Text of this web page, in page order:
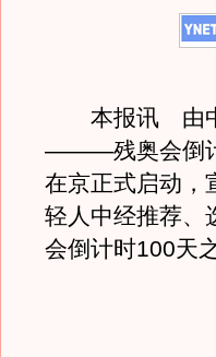
本报讯 由中
———残奥会倒计
在京正式启动，
轻人中经推荐、
会倒计时100天